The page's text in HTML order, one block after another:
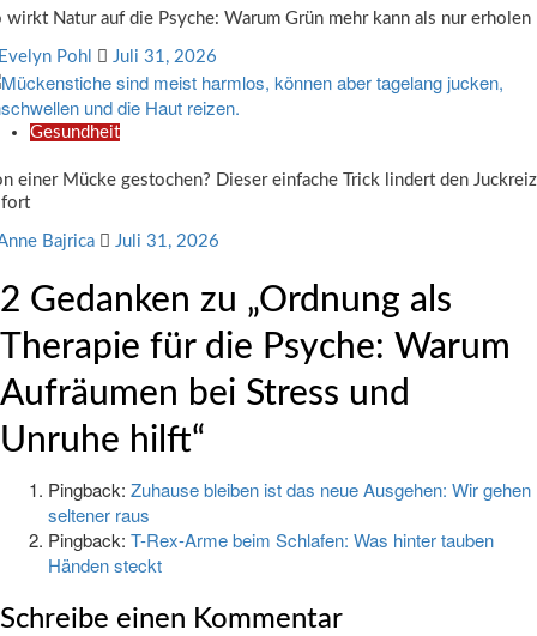
wirkt Natur auf die Psyche: Warum Grün mehr kann als nur erholen
Pohl Juli 31, 2026
Gesundheit
einer Mücke gestochen? Dieser einfache Trick lindert den Juckreiz
Bajrica Juli 31, 2026
2 Gedanken zu „Ordnung als
Therapie für die Psyche: Warum
Aufräumen bei Stress und
Unruhe hilft“
Pingback: Zuhause bleiben ist das neue Ausgehen: Wir gehen
seltener raus
Pingback: T-Rex-Arme beim Schlafen: Was hinter tauben
Händen steckt
Schreibe einen Kommentar